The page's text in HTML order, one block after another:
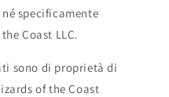
specificamente
Coast LLC.
sono di proprietà di
of the Coast